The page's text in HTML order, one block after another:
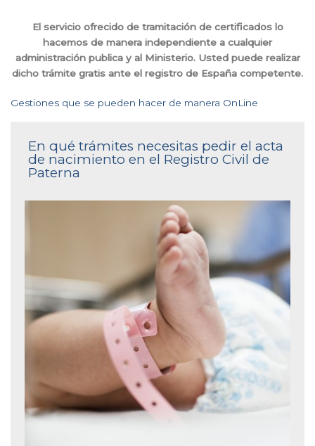
El servicio ofrecido de tramitación de certificados lo
hacemos de manera independiente a cualquier
administración publica y al Ministerio. Usted puede realizar
dicho trámite gratis ante el registro de España competente.
Gestiones que se pueden hacer de manera OnLine
En qué trámites necesitas pedir el acta
de nacimiento en el Registro Civil de
Paterna